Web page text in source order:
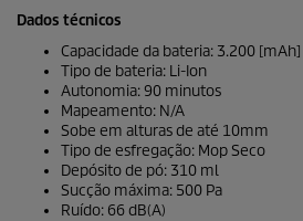
Dados técnicos
Capacidade da bateria: 3.200 [mAh]
Tipo de bateria: Li-Ion
Autonomia: 90 minutos
Mapeamento: N/A
Sobe em alturas de até 10mm
Tipo de esfregação: Mop Seco
Depósito de pó: 310 ml
Sucção máxima: 500 Pa
Ruído: 66 dB(A)